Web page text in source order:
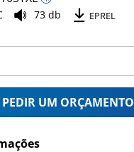
73 db EPREL
PEDIR UM ORÇAMENTO